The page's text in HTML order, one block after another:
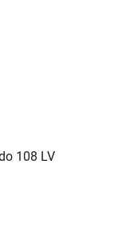
108 LV